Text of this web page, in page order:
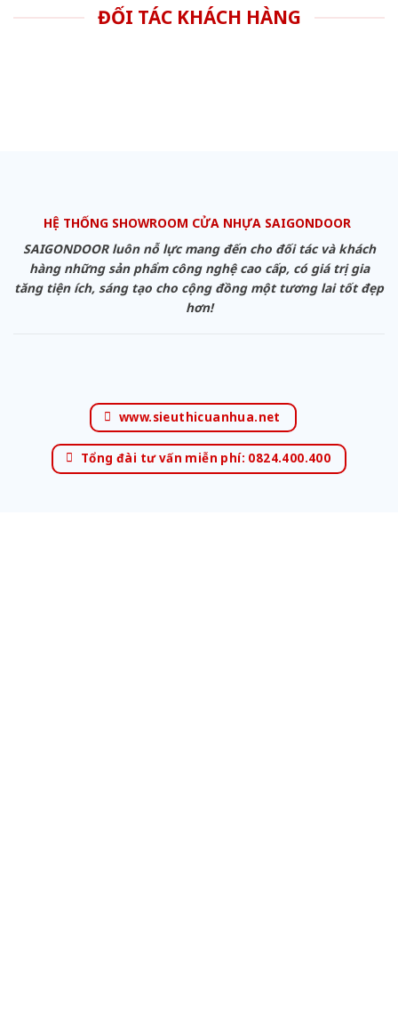
ĐỐI TÁC KHÁCH HÀNG
HỆ THỐNG SHOWROOM CỬA NHỰA SAIGONDOOR
SAIGONDOOR luôn nỗ lực mang đến cho đối tác và khách
hàng những sản phẩm công nghệ cao cấp, có giá trị gia
tăng tiện ích, sáng tạo cho cộng đồng một tương lai tốt đẹp
hơn!
www.sieuthicuanhua.net
Tổng đài tư vấn miễn phí: 0824.400.400